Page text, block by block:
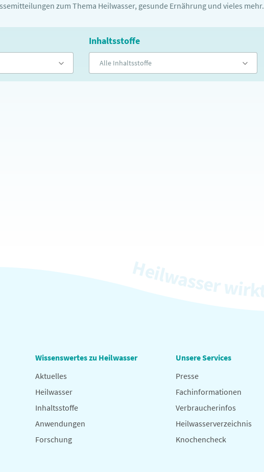
zum Thema Heilwasser, gesunde Ernährung und vieles mehr.
Inhaltsstoffe
Alle Inhaltsstoffe
Wissenswertes zu Heilwasser
Aktuelles
Heilwasser
Inhaltsstoffe
Anwendungen
Forschung
Unsere Services
Presse
Fachinformationen
Verbraucherinfos
Heilwasserverzeichnis
Knochencheck